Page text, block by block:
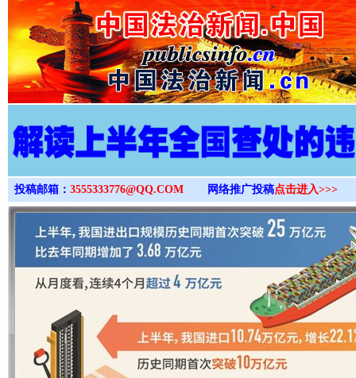
>
投稿邮箱： 3555333776@QQ.COM 网络推广投稿点击进入>>>